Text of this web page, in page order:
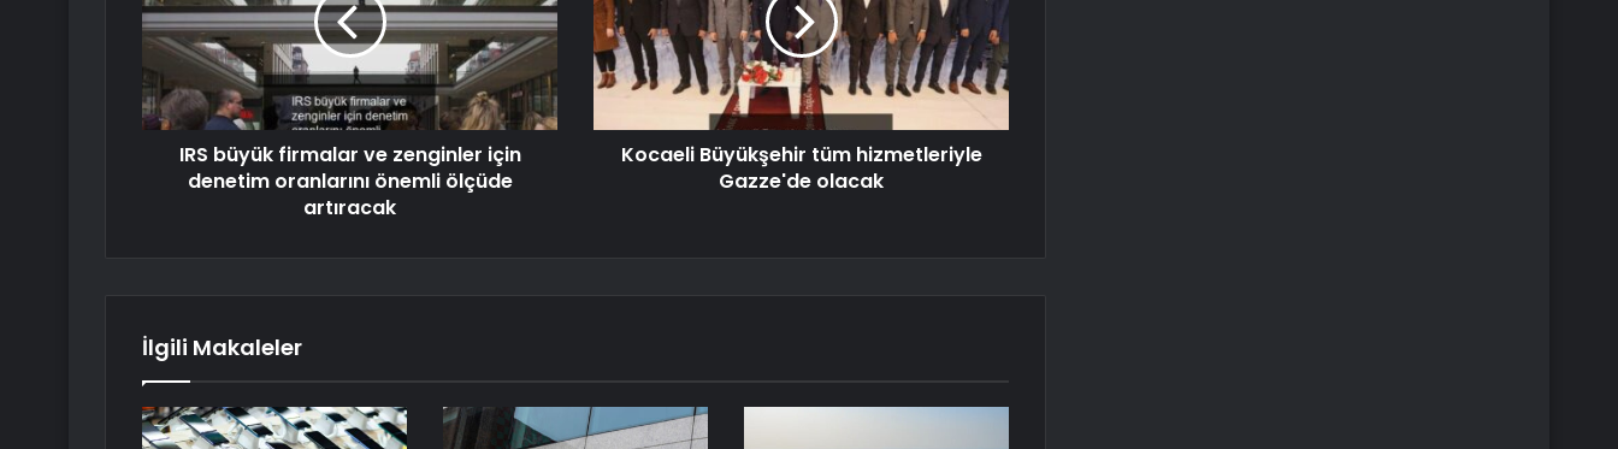
IRS büyük firmalar ve zenginler için
denetim oranlarını önemli ölçüde
artıracak
Kocaeli Büyükşehir tüm hizmetleriyle
Gazze'de olacak
İlgili Makaleler